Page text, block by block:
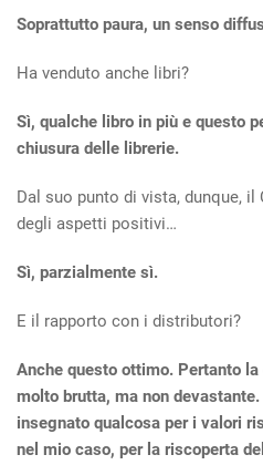
Soprattutto paura, un senso
Ha venduto anche libri?
Sì, qualche libro in più e questo
chiusura delle librerie.
Dal suo punto di vista, dunque,
degli aspetti positivi…
Sì, parzialmente sì.
E il rapporto con i distributori?
Anche questo ottimo. Pertanto
molto brutta, ma non
insegnato qualcosa per i valori
nel mio caso, per la riscoperta